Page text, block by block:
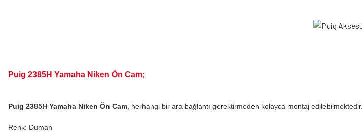
Puig 2385H Yamaha Niken Ön Cam;
Puig 2385H Yamaha Niken Ön Cam , herhangi bir ara bağlantı gerektirmeden kolayca montaj edilebilmektedir.
Renk: Duman